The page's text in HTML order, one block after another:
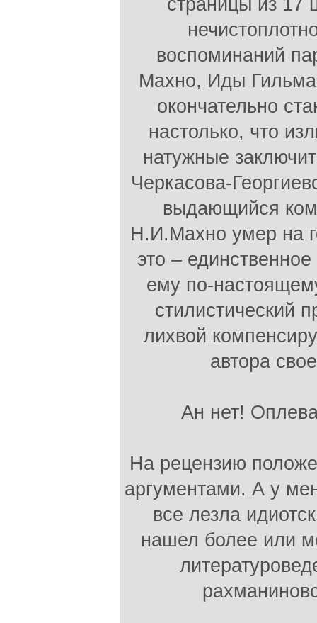
страницы из 17
воспоминаний
Махно, Иды
окончательно
настолько, что
натужные
Черкасова-
выдающийся
Н.И.Махно умер на
это –
ему по-
стилистический
лихвой
автора
Ан нет!
На рецензию
аргументами. А у
все лезла
нашел более или